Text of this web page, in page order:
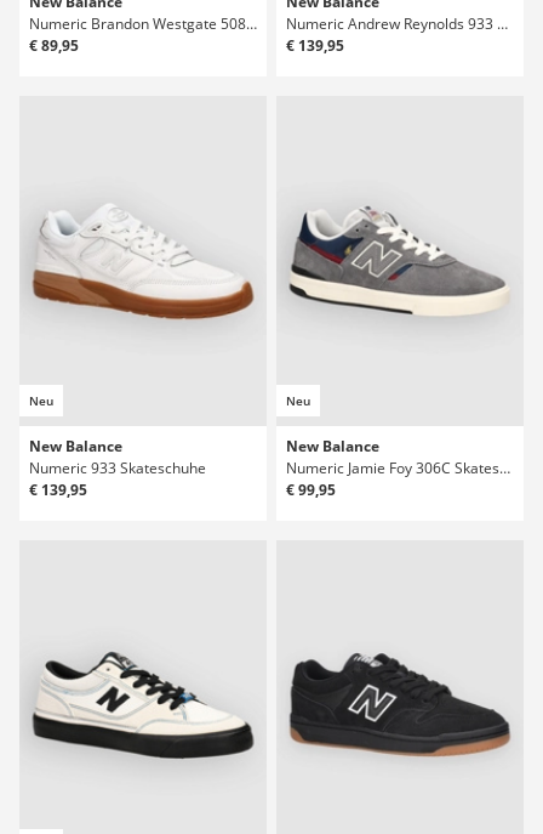
Numeric Brandon Westgate 508 Skateschuhe
€ 89,95
Numeric Andrew Reynolds 933 Skateschuhe
€ 139,95
Neu
New Balance
Numeric 933 Skateschuhe
€ 139,95
Neu
New Balance
Numeric Jamie Foy 306C Skateschuhe
€ 99,95